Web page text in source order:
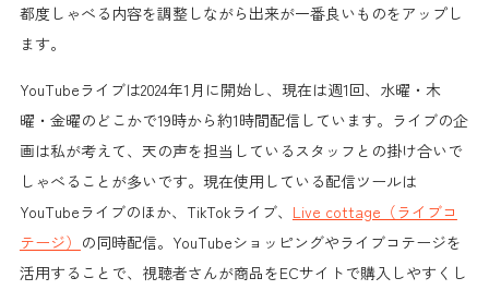
都度しゃべる内容を調整しながら出来が一番良いものをアップし
ます。
YouTubeライブは2024年1月に開始し、現在は週1回、水曜・木
曜・金曜のどこかで19時から約1時間配信しています。ライブの企
画は私が考えて、天の声を担当しているスタッフとの掛け合いで
しゃべることが多いです。現在使用している配信ツールは
YouTubeライブのほか、TikTokライブ、 Live cottage（ライブコ
テージ） の同時配信。YouTubeショッピングやライブコテージを
活用することで、視聴者さんが商品をECサイトで購入しやすくし